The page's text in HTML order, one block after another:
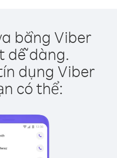
bằng Viber
dễ dàng.
dụng Viber
có thể: